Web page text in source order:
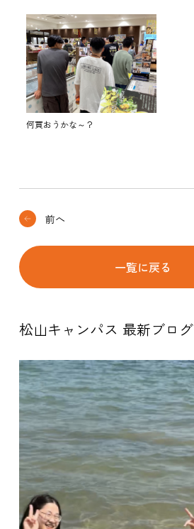
何買おうかな～？
前へ
一覧に戻る
松山キャンパス 最新ブログ